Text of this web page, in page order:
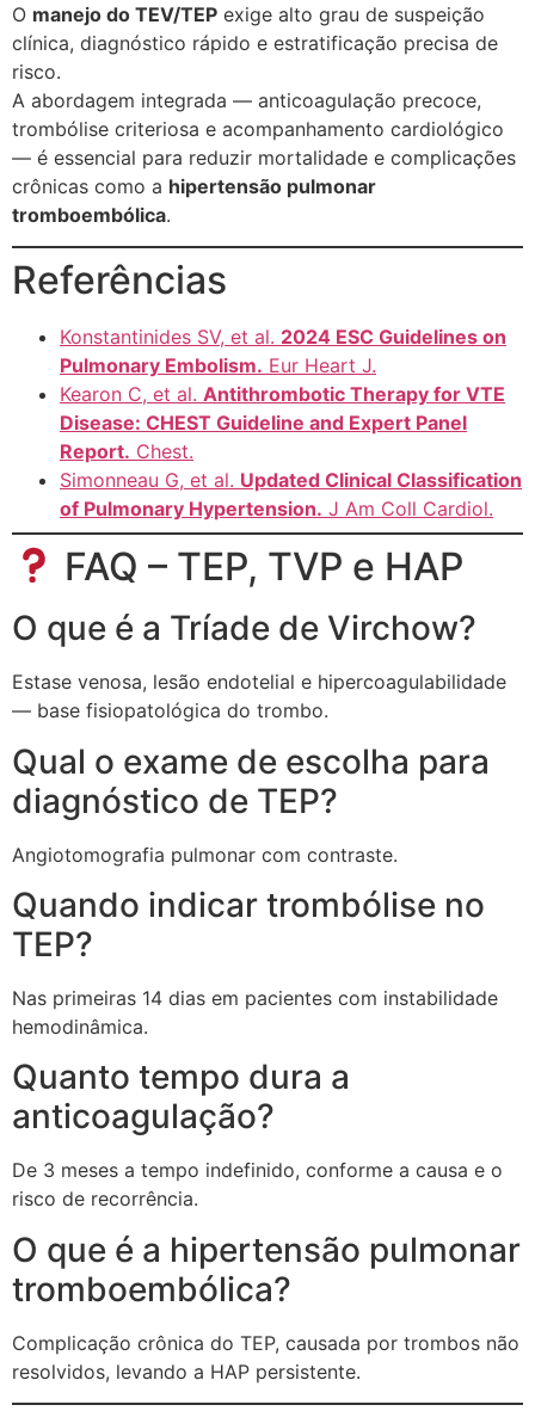
O manejo do TEV/TEP exige alto grau de suspeição
clínica, diagnóstico rápido e estratificação precisa de
risco.
A abordagem integrada — anticoagulação precoce,
trombólise criteriosa e acompanhamento cardiológico
— é essencial para reduzir mortalidade e complicações
crônicas como a hipertensão pulmonar
tromboembólica.
Referências
Konstantinides SV, et al. 2024 ESC Guidelines on
Pulmonary Embolism. Eur Heart J.
Kearon C, et al. Antithrombotic Therapy for VTE
Disease: CHEST Guideline and Expert Panel
Report. Chest.
Simonneau G, et al. Updated Clinical Classification
of Pulmonary Hypertension. J Am Coll Cardiol.
FAQ – TEP, TVP e HAP
O que é a Tríade de Virchow?
Estase venosa, lesão endotelial e hipercoagulabilidade
— base fisiopatológica do trombo.
Qual o exame de escolha para
diagnóstico de TEP?
Angiotomografia pulmonar com contraste.
Quando indicar trombólise no
TEP?
Nas primeiras 14 dias em pacientes com instabilidade
hemodinâmica.
Quanto tempo dura a
anticoagulação?
De 3 meses a tempo indefinido, conforme a causa e o
risco de recorrência.
O que é a hipertensão pulmonar
tromboembólica?
Complicação crônica do TEP, causada por trombos não
resolvidos, levando a HAP persistente.